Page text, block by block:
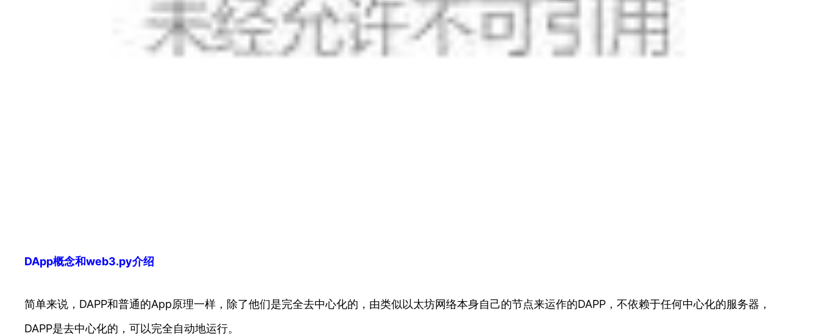
DApp概念和web3.py介绍
简单来说，DAPP和普通的App原理一样，除了他们是完全去中心化的，由类似以太坊网络本身自己的节点来运作的DAPP，不依赖于任何中心化的服务器，
DAPP是去中心化的，可以完全自动地运行。